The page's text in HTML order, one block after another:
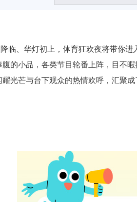
临、华灯初上，体育狂欢夜将带你
腹的小品，各类节目轮番上阵，目不
耀光芒与台下观众的热情欢呼，汇聚